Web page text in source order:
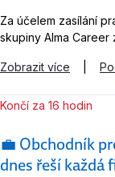
Za účelem zasílání
skupiny Alma Career
Zobrazit více
💼 Obchodník
dnes řeší každá
Končí za 16 hodin